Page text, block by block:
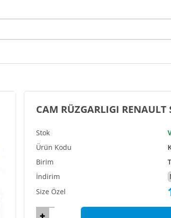
CAM RÜZGARLIGI RENAULT